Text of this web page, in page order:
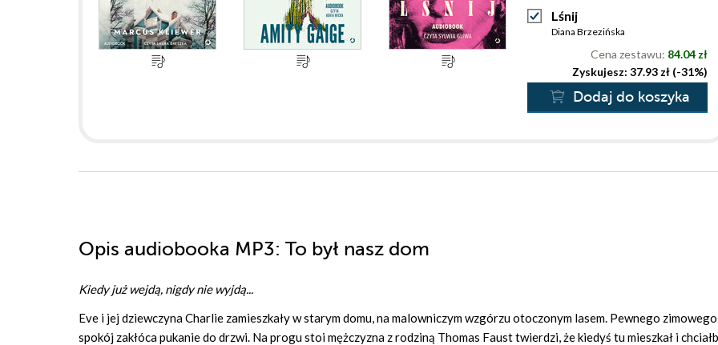
Lśnij
Diana Brzezińska
Cena zestawu: 84.04 zł
Zyskujesz: 37.93 zł (-31%)
Dodaj do koszyka
Opis audiobooka MP3: To był nasz dom
Kiedy już wejdą, nigdy nie wyjdą...
Eve i jej dziewczyna Charlie zamieszkały w starym domu, na malowniczym wzgórzu otoczonym lasem. Pewnego
spokój zakłóca pukanie do drzwi. Na progu stoi mężczyzna z rodziną Thomas Faust twierdzi, że kiedyś tu mieszkał i